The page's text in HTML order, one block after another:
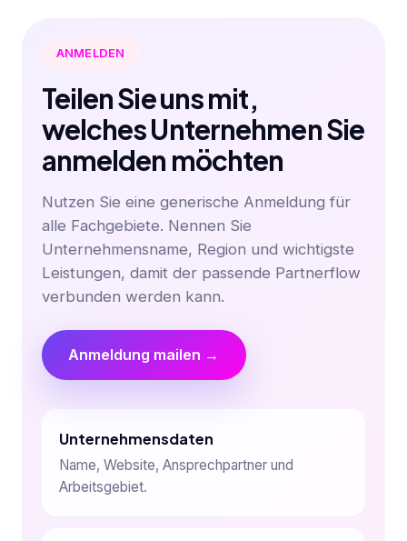
ANMELDEN
Teilen Sie uns mit,
welches Unternehmen Sie
anmelden möchten
Nutzen Sie eine generische Anmeldung für
alle Fachgebiete. Nennen Sie
Unternehmensname, Region und wichtigste
Leistungen, damit der passende Partnerflow
verbunden werden kann.
Anmeldung mailen →
Unternehmensdaten
Name, Website, Ansprechpartner und
Arbeitsgebiet.